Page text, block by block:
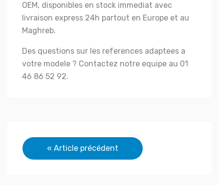
OEM, disponibles en stock immediat avec
livraison express 24h partout en Europe et au
Maghreb.
Des questions sur les references adaptees a
votre modele ? Contactez notre equipe au 01
46 86 52 92.
Navigation
de
« Article précédent